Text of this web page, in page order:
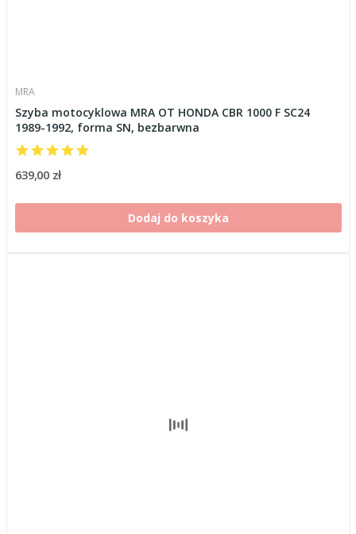
MRA
Szyba motocyklowa MRA OT HONDA CBR 1000 F SC24
1989-1992, forma SN, bezbarwna
639,00 zł
Dodaj do koszyka